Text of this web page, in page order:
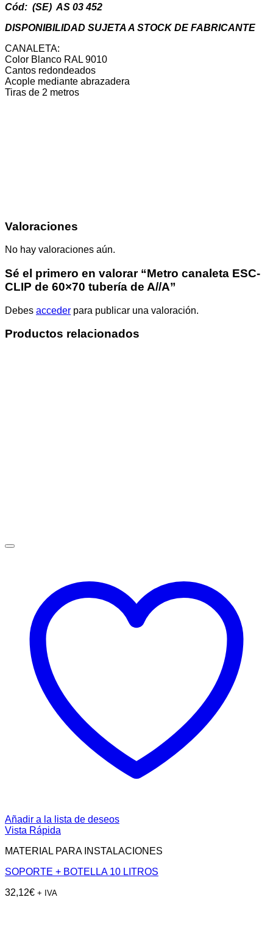
Cód: (SE) AS 03 452
DISPONIBILIDAD SUJETA A STOCK DE FABRICANTE
CANALETA:
Color Blanco RAL 9010
Cantos redondeados
Acople mediante abrazadera
Tiras de 2 metros
Valoraciones
No hay valoraciones aún.
Sé el primero en valorar “Metro canaleta ESC-
CLIP de 60×70 tubería de A//A”
Debes acceder para publicar una valoración.
Productos relacionados
Añadir a la lista de deseos
Vista Rápida
MATERIAL PARA INSTALACIONES
SOPORTE + BOTELLA 10 LITROS
32,12€ + IVA